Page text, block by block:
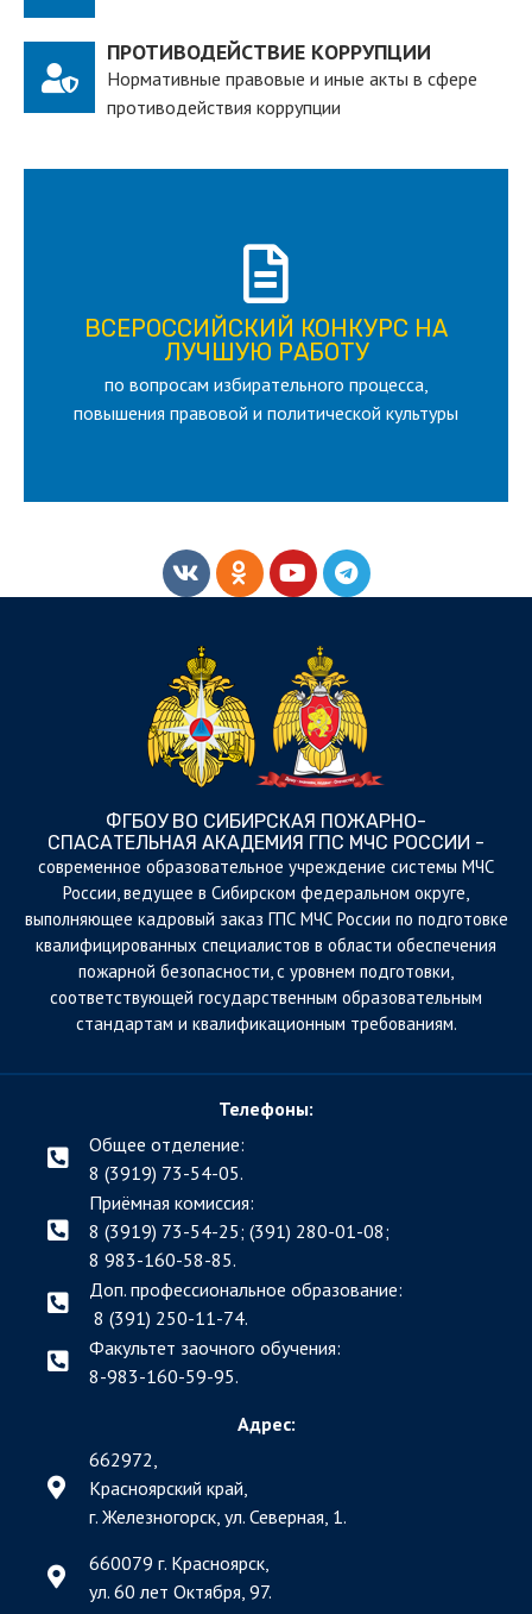
ПРОТИВОДЕЙСТВИЕ КОРРУПЦИИ
Нормативные правовые и иные акты в сфере
противодействия коррупции
ВСЕРОССИЙСКИЙ КОНКУРС НА
ЛУЧШУЮ РАБОТУ
по вопросам избирательного процесса,
повышения правовой и политической культуры
ВСЕРОССИЙСКИЙ КОНКУРС НА
ЛУЧШУЮ РАБОТУ
для лица старше 18 и моложе 35 лет
ПОДРОБНЕЕ
ФГБОУ ВО СИБИРСКАЯ ПОЖАРНО-
СПАСАТЕЛЬНАЯ АКАДЕМИЯ ГПС МЧС РОССИИ -
cовременное образовательное учреждение системы МЧС
России, ведущее в Сибирском федеральном округе,
выполняющее кадровый заказ ГПС МЧС России по подготовке
квалифицированных специалистов в области обеспечения
пожарной безопасности, с уровнем подготовки,
соответствующей государственным образовательным
стандартам и квалификационным требованиям.
Телефоны:
Общее отделение:
8 (3919) 73-54-05.
Приёмная комиссия:
8 (3919) 73-54-25; (391) 280-01-08;
8 983-160-58-85.
Доп. профессиональное образование:
8 (391) 250-11-74.
Факультет заочного обучения:
8-983-160-59-95.
Адрес:
662972,
Красноярский край,
г. Железногорск, ул. Северная, 1.
660079 г. Красноярск,
ул. 60 лет Октября, 97.